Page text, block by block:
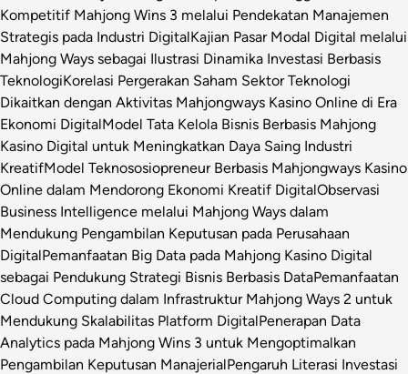
Kompetitif Mahjong Wins 3 melalui Pendekatan Manajemen
Strategis pada Industri DigitalKajian Pasar Modal Digital melalui
Mahjong Ways sebagai Ilustrasi Dinamika Investasi Berbasis
TeknologiKorelasi Pergerakan Saham Sektor Teknologi
Dikaitkan dengan Aktivitas Mahjongways Kasino Online di Era
Ekonomi DigitalModel Tata Kelola Bisnis Berbasis Mahjong
Kasino Digital untuk Meningkatkan Daya Saing Industri
KreatifModel Teknososiopreneur Berbasis Mahjongways Kasino
Online dalam Mendorong Ekonomi Kreatif DigitalObservasi
Business Intelligence melalui Mahjong Ways dalam
Mendukung Pengambilan Keputusan pada Perusahaan
DigitalPemanfaatan Big Data pada Mahjong Kasino Digital
sebagai Pendukung Strategi Bisnis Berbasis DataPemanfaatan
Cloud Computing dalam Infrastruktur Mahjong Ways 2 untuk
Mendukung Skalabilitas Platform DigitalPenerapan Data
Analytics pada Mahjong Wins 3 untuk Mengoptimalkan
Pengambilan Keputusan ManajerialPengaruh Literasi Investasi